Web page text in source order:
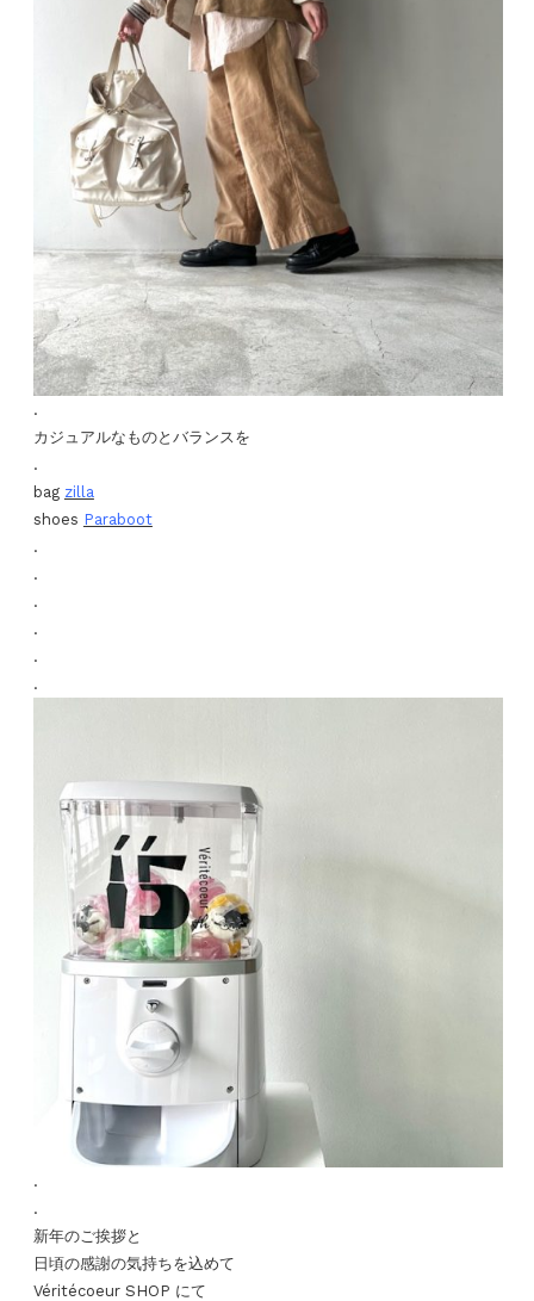
.
カジュアルなものとバランスを
.
bag zilla
shoes Paraboot
.
.
.
.
.
.
.
.
新年のご挨拶と
日頃の感謝の気持ちを込めて
Véritécoeur SHOP にて